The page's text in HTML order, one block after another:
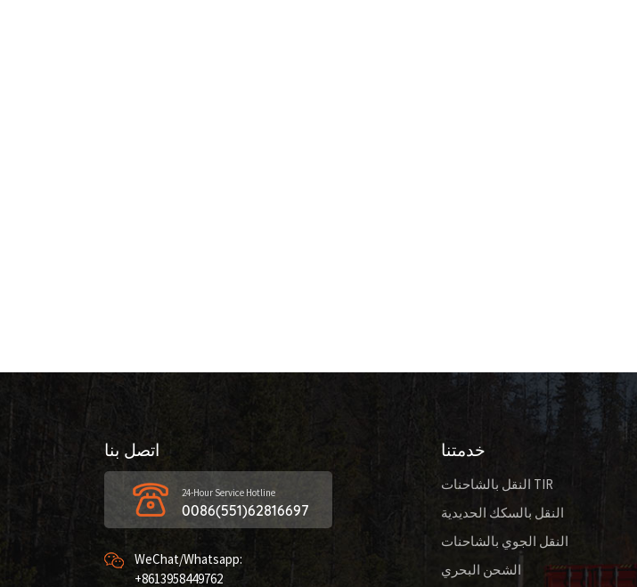
اتصل بنا
24-Hour Service Hotline
0086(551)62816697
WeChat/Whatsapp:
+8613958449762
خدمتنا
النقل بالشاحنات TIR
النقل بالسكك الحديدية
النقل الجوي بالشاحنات
الشحن البحري